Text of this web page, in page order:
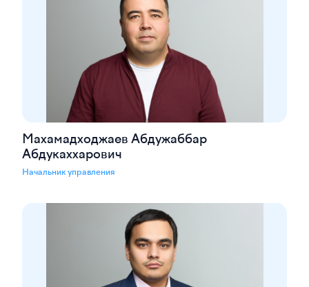
Махамадходжаев Абдужаббар
Абдукаххарович
Начальник управления